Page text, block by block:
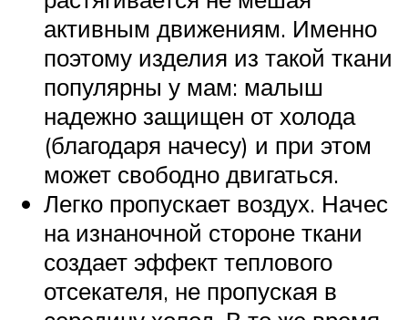
активным движениям. Именно
поэтому изделия из такой ткани
популярны у мам: малыш
надежно защищен от холода
(благодаря начесу) и при этом
может свободно двигаться.
Легко пропускает воздух. Начес
на изнаночной стороне ткани
создает эффект теплового
отсекателя, не пропуская в